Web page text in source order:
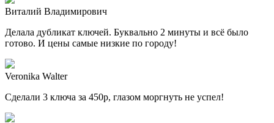
Виталий Владимирович
Делала дубликат ключей. Буквально 2 минуты и всё было
готово. И цены самые низкие по городу!
Veronika Walter
Сделали 3 ключа за 450р, глазом моргнуть не успел!